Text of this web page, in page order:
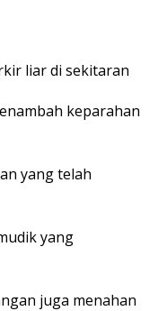
liar di sekitaran
keparahan
yang telah
yang
juga menahan